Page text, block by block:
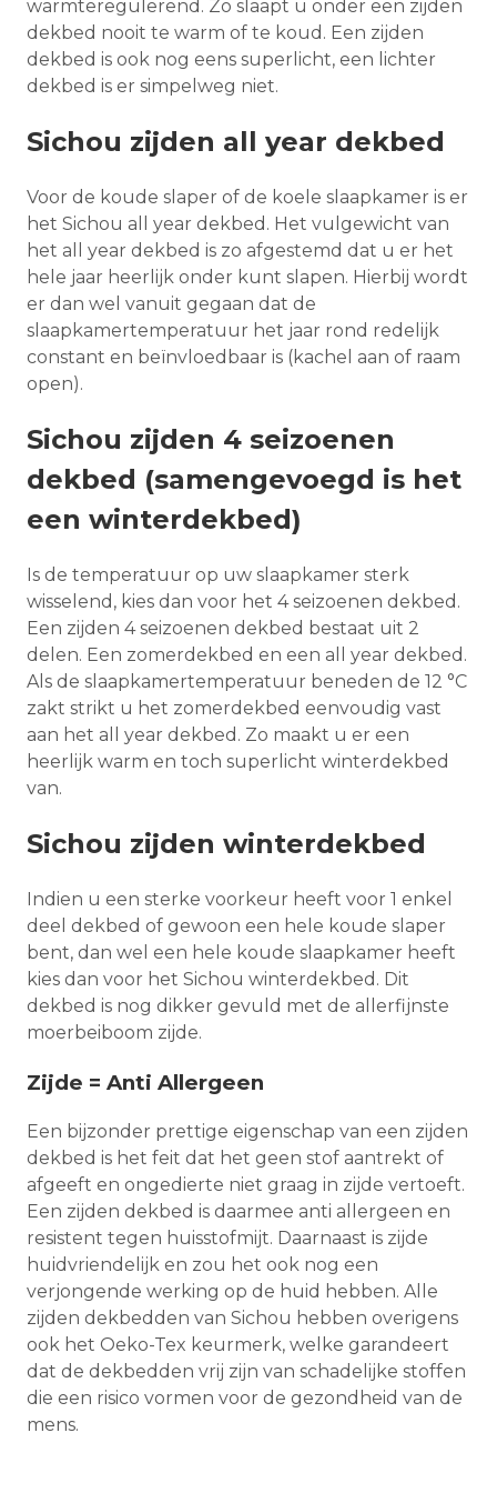
warmteregulerend. Zo slaapt u onder een zijden
dekbed nooit te warm of te koud. Een zijden
dekbed is ook nog eens superlicht, een lichter
dekbed is er simpelweg niet.
Sichou zijden all year dekbed
Voor de koude slaper of de koele slaapkamer is er
het Sichou all year dekbed. Het vulgewicht van
het all year dekbed is zo afgestemd dat u er het
hele jaar heerlijk onder kunt slapen. Hierbij wordt
er dan wel vanuit gegaan dat de
slaapkamertemperatuur het jaar rond redelijk
constant en beïnvloedbaar is (kachel aan of raam
open).
Sichou zijden 4 seizoenen
dekbed (samengevoegd is het
een winterdekbed)
Is de temperatuur op uw slaapkamer sterk
wisselend, kies dan voor het 4 seizoenen dekbed.
Een zijden 4 seizoenen dekbed bestaat uit 2
delen. Een zomerdekbed en een all year dekbed.
Als de slaapkamertemperatuur beneden de 12 °C
zakt strikt u het zomerdekbed eenvoudig vast
aan het all year dekbed. Zo maakt u er een
heerlijk warm en toch superlicht winterdekbed
van.
Sichou zijden winterdekbed
Indien u een sterke voorkeur heeft voor 1 enkel
deel dekbed of gewoon een hele koude slaper
bent, dan wel een hele koude slaapkamer heeft
kies dan voor het Sichou winterdekbed. Dit
dekbed is nog dikker gevuld met de allerfijnste
moerbeiboom zijde.
Zijde = Anti Allergeen
Een bijzonder prettige eigenschap van een zijden
dekbed is het feit dat het geen stof aantrekt of
afgeeft en ongedierte niet graag in zijde vertoeft.
Een zijden dekbed is daarmee anti allergeen en
resistent tegen huisstofmijt. Daarnaast is zijde
huidvriendelijk en zou het ook nog een
verjongende werking op de huid hebben. Alle
zijden dekbedden van Sichou hebben overigens
ook het Oeko-Tex keurmerk, welke garandeert
dat de dekbedden vrij zijn van schadelijke stoffen
die een risico vormen voor de gezondheid van de
mens.